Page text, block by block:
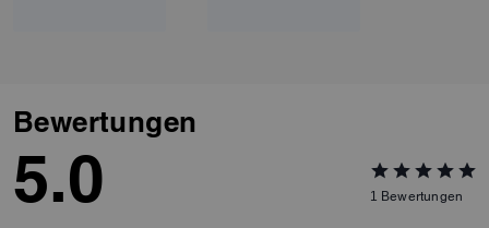
Bewertungen
5.0 1 Bewertungen